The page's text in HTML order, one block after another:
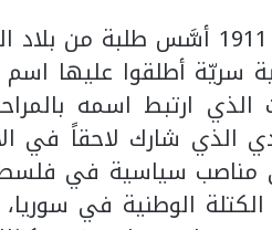
سنة 1911 أسَّس طلبة من
سريّة أطلقوا عليها اسم
الذي ارتبط اسمه
الذي شارك لاحقاً في
مناصب سياسية في
الكتلة الوطنية في